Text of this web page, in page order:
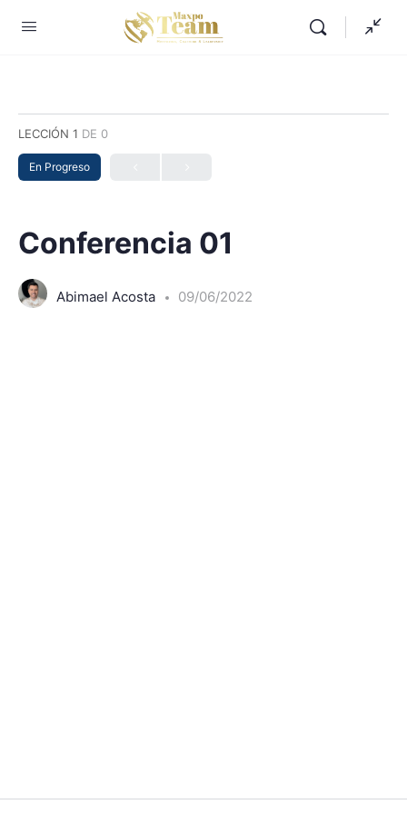
LECCIÓN 1 DE 0
En Progreso
Conferencia 01
Abimael Acosta 09/06/2022